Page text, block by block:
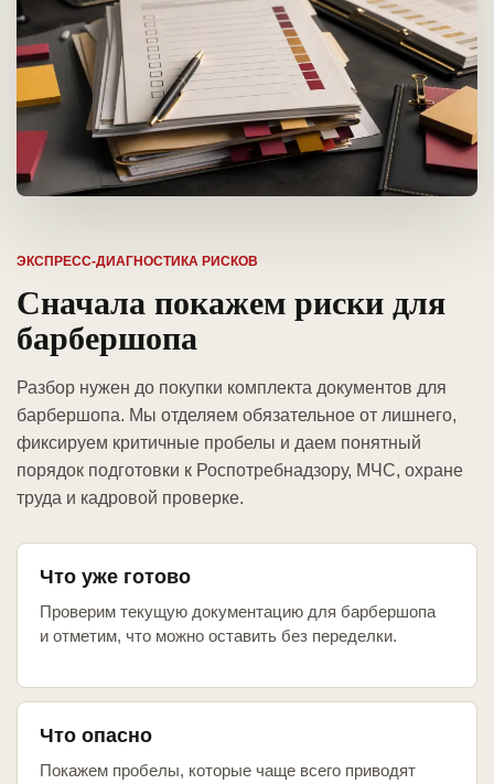
ЭКСПРЕСС-ДИАГНОСТИКА РИСКОВ
Сначала покажем риски для
барбершопа
Разбор нужен до покупки комплекта документов для
барбершопа. Мы отделяем обязательное от лишнего,
фиксируем критичные пробелы и даем понятный
порядок подготовки к Роспотребнадзору, МЧС, охране
труда и кадровой проверке.
Что уже готово
Проверим текущую документацию для барбершопа
и отметим, что можно оставить без переделки.
Что опасно
Покажем пробелы, которые чаще всего приводят